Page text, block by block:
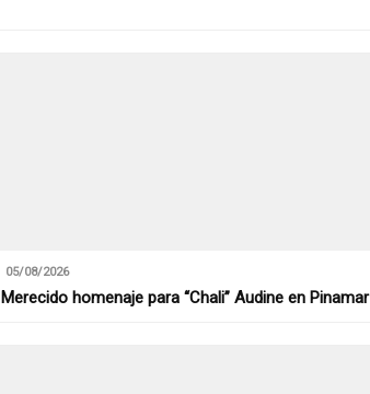
05/08/2026
Merecido homenaje para “Chali” Audine en Pinamar